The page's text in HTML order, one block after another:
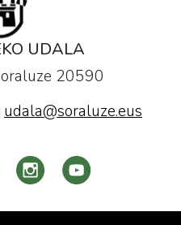
UDALA
20590
udala@soraluze.eus